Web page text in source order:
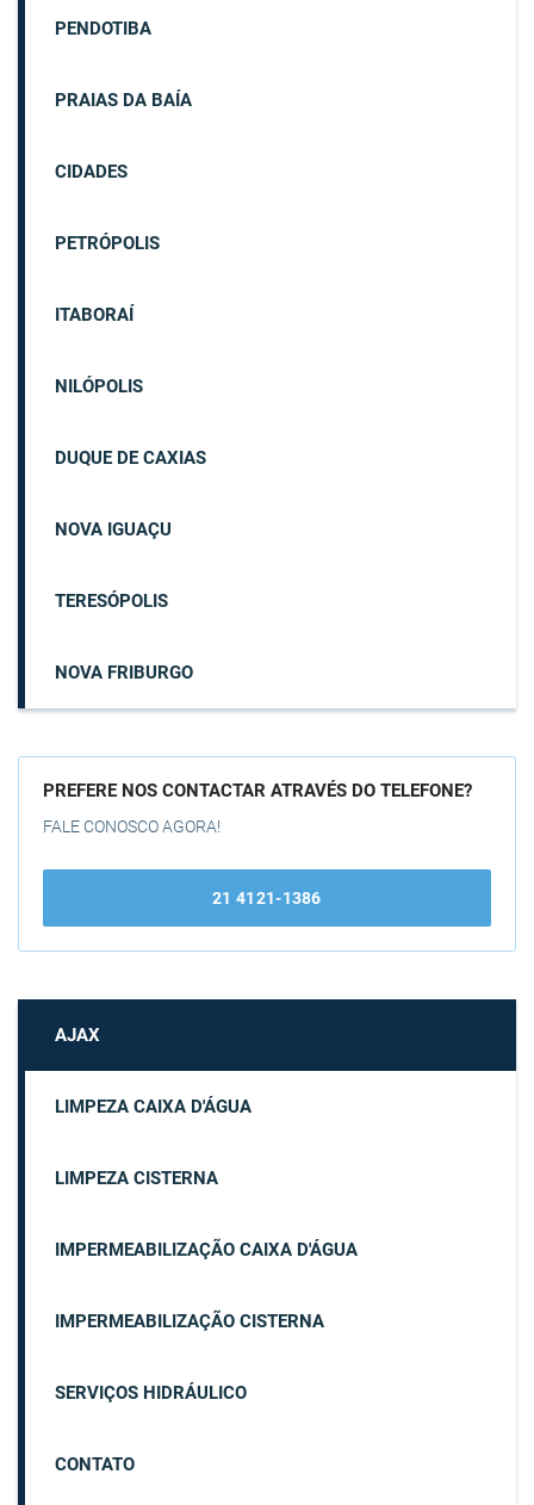
PENDOTIBA
PRAIAS DA BAÍA
CIDADES
PETRÓPOLIS
ITABORAÍ
NILÓPOLIS
DUQUE DE CAXIAS
NOVA IGUAÇU
TERESÓPOLIS
NOVA FRIBURGO
PREFERE NOS CONTACTAR ATRAVÉS DO TELEFONE?
FALE CONOSCO AGORA!
21 4121-1386
AJAX
LIMPEZA CAIXA D'ÁGUA
LIMPEZA CISTERNA
IMPERMEABILIZAÇÃO CAIXA D'ÁGUA
IMPERMEABILIZAÇÃO CISTERNA
SERVIÇOS HIDRÁULICO
CONTATO